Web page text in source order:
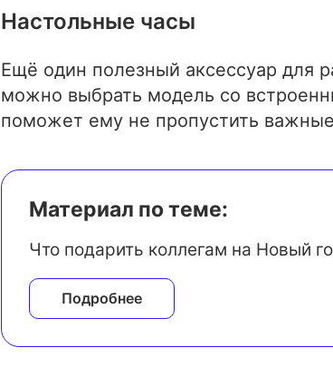
Настольные часы
Ещё один полезный аксессуар для
можно выбрать модель со
поможет ему не пропустить
Материал по теме:
Что подарить коллегам на Новый
Подробнее